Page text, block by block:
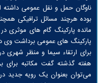
ناوگان حمل و نقل عمومی
بوده هرچند مسائل ترافیکی
مانده پارکینگ گام های موثری
پارکینگ های عمومی برداشت وی
برای ارتقاء سیما و منظر
هفته گذشته گفت مکاتبه برای
می‌توان بعنوان یک رویه جدید